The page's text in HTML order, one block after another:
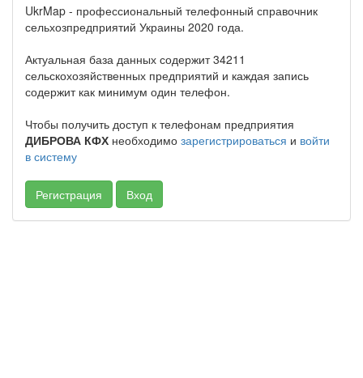
UkrMap - профессиональный телефонный справочник
сельхозпредприятий Украины 2020 года.
Актуальная база данных содержит 34211
сельскохозяйственных предприятий и каждая запись
содержит как минимум один телефон.
Чтобы получить доступ к телефонам предприятия
ДИБРОВА КФХ необходимо зарегистрироваться и войти
в систему
Регистрация Вход